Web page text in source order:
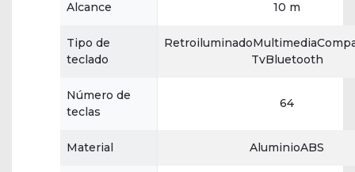
Alcance 10 m
Tipo de
teclado
TvBluetooth
Número de
teclas
64
Material AluminioABS